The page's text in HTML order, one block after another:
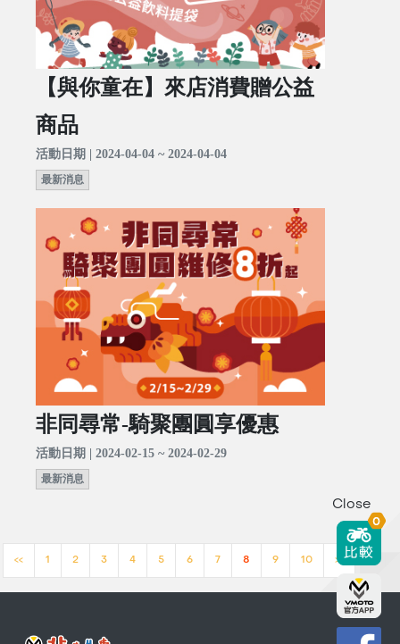
【與你童在】來店消費贈公益
商品
活動日期 | 2024-04-04 ~ 2024-04-04
最新消息
非同尋常-騎聚團圓享優惠
活動日期 | 2024-02-15 ~ 2024-02-29
最新消息
<< 1 2 3 4 5 6 7 8 9 10 >>
Close
0